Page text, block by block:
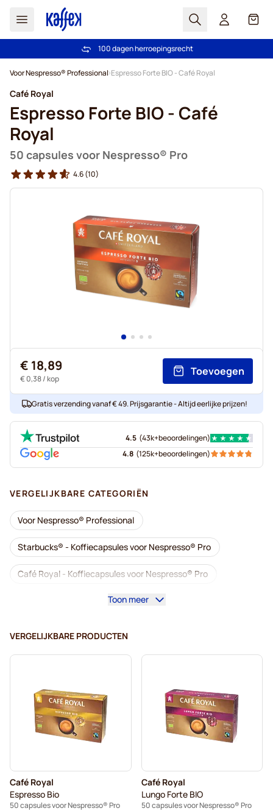
Zoek Cart
Gratis verzending vanaf € 49
100 dagen herroepingsrecht
Voor Nespresso® Professional Espresso Forte BIO - Café Royal
Café Royal
Espresso Forte BIO - Café
Royal
50 capsules voor Nespresso® Pro
4.6(10)
€ 18,89
€ 0,38/ kop
Toevoegen
Gratis verzending vanaf € 49. Prijsgarantie - Altijd eerlijke prijzen!
4.5 (43k+beoordelingen)
4.8 (125k+beoordelingen)
VERGELIJKBARE CATEGORIËN
Voor Nespresso® Professional
Starbucks® - Koffiecapsules voor Nespresso® Pro
Café Royal - Koffiecapsules voor Nespresso® Pro
Koffiemachines voor Nespresso® Professional
Cafeïnevrij - Koffiecapsules voor Nespresso® Pro
Capsules voor Nespresso® Pro
Gimoka - Capsules voor Nespresso® Pro
Kaffekapslen voor Nespresso® Professional
Toon meer
VERGELIJKBARE PRODUCTEN
Café Royal
Espresso Bio
50 capsules voor Nespresso® Pro
Café Royal
Lungo Forte BIO
50 capsules voor Nespresso® Pro